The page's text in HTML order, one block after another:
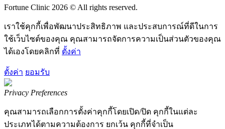
Fortune Clinic 2026 © All rights reserved.
เราใช้คุกกี้เพื่อพัฒนาประสิทธิภาพ และประสบการณ์ที่ดีในการ
ใช้เว็บไซต์ของคุณ คุณสามารถจัดการความเป็นส่วนตัวของคุณ
ได้เองโดยคลิกที่ ตั้งค่า
ตั้งค่า ยอมรับ
Privacy Preferences
คุณสามารถเลือกการตั้งค่าคุกกี้โดยเปิด/ปิด คุกกี้ในแต่ละ
ประเภทได้ตามความต้องการ ยกเว้น คุกกี้ที่จำเป็น